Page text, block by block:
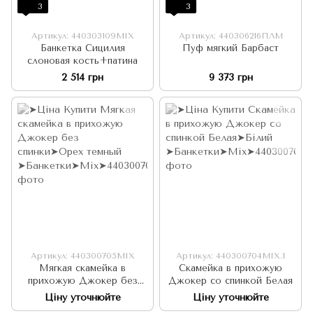
3
Артикул: 440303109MIX
Банкетка Сицилия
слоновая кость+патина
2 514 грн
3
Артикул: 440306216ПЛМ
Пуф мягкий Барбаст
9 373 грн
Артикул: 440300705MIX
Мягкая скамейка в
прихожую Джокер без
спинки
Ціну уточнюйте
Артикул: 440300704MIX.1
Скамейка в прихожую
Джокер со спинкой Белая
Ціну уточнюйте